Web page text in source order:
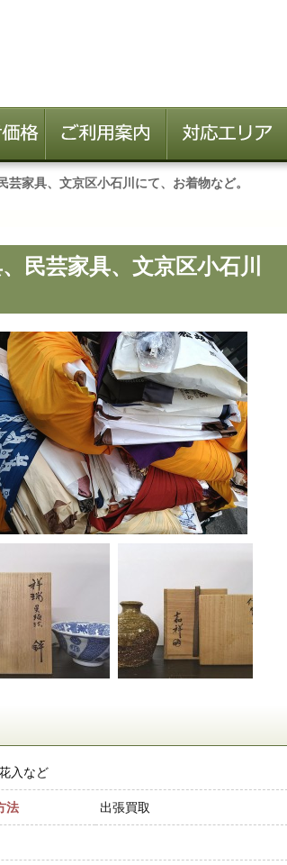
家具、文京区小石川にて、お着物など。
民芸家具、文京区小石川
入など
法 出張買取